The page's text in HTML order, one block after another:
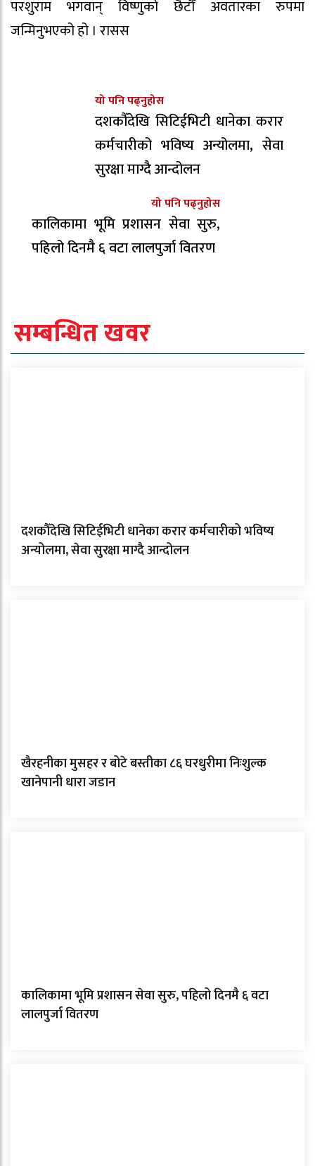
परशुराम भगवान् विष्णुको छैटौँ अवतारका रुपमा
जन्मिनुभएको हो । रासस
यो पनि पढ्नुहोस
दशकौँदेखि सिटिईभिटी धानेका करार
कर्मचारीको भविष्य अन्योलमा, सेवा
सुरक्षा माग्दै आन्दोलन
यो पनि पढ्नुहोस
कालिकामा भूमि प्रशासन सेवा सुरु,
पहिलो दिनमै ६ वटा लालपुर्जा वितरण
सम्बन्धित खवर
दशकौँदेखि सिटिईभिटी धानेका करार कर्मचारीको भविष्य
अन्योलमा, सेवा सुरक्षा माग्दै आन्दोलन
खैरहनीका मुसहर र बोटे बस्तीका ८६ घरधुरीमा निःशुल्क
खानेपानी धारा जडान
कालिकामा भूमि प्रशासन सेवा सुरु, पहिलो दिनमै ६ वटा
लालपुर्जा वितरण